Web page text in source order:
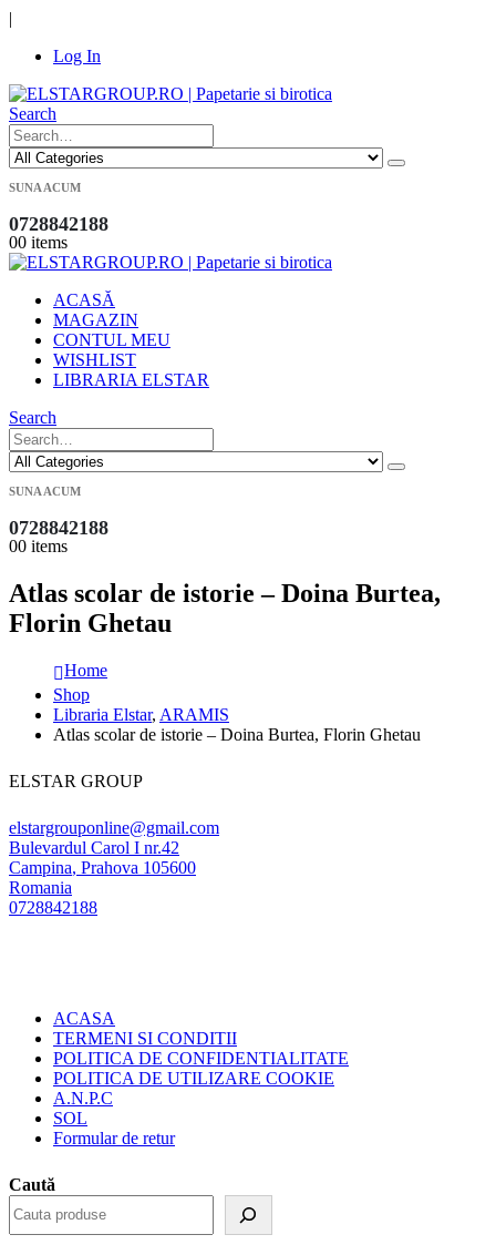
|
Log In
Search
SUNA ACUM
0728842188
00 items
ACASĂ
MAGAZIN
CONTUL MEU
WISHLIST
LIBRARIA ELSTAR
Search
SUNA ACUM
0728842188
00 items
Atlas scolar de istorie – Doina Burtea,
Florin Ghetau
Home
Shop
Libraria Elstar, ARAMIS
Atlas scolar de istorie – Doina Burtea, Florin Ghetau
ELSTAR GROUP
elstargrouponline@gmail.com
Bulevardul Carol I nr.42
Campina, Prahova 105600
Romania
0728842188
ACASA
TERMENI SI CONDITII
POLITICA DE CONFIDENTIALITATE
POLITICA DE UTILIZARE COOKIE
A.N.P.C
SOL
Formular de retur
Caută